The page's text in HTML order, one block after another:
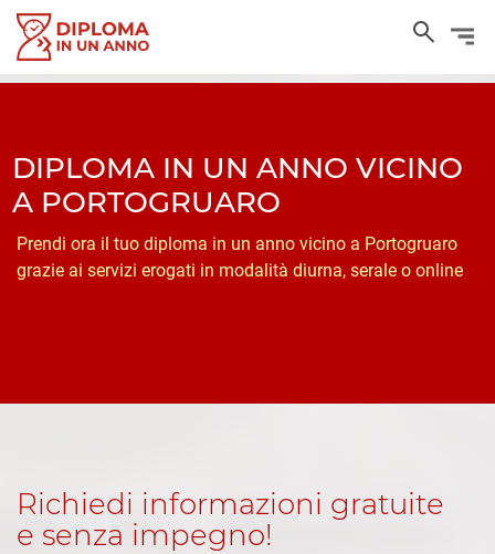
DIPLOMA IN UN ANNO VICINO
A PORTOGRUARO
Prendi ora il tuo diploma in un anno vicino a Portogruaro
grazie ai servizi erogati in modalità diurna, serale o online
Richiedi informazioni gratuite
e senza impegno!